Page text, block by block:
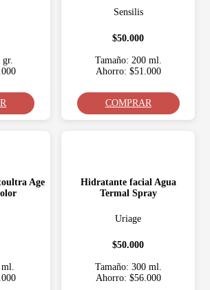
Sensilis
$50.000
Tamaño: 200 ml.
Ahorro: $51.000
COMPRAR
Age
Hidratante facial Agua
Termal Spray
Uriage
$50.000
Tamaño: 300 ml.
Ahorro: $56.000